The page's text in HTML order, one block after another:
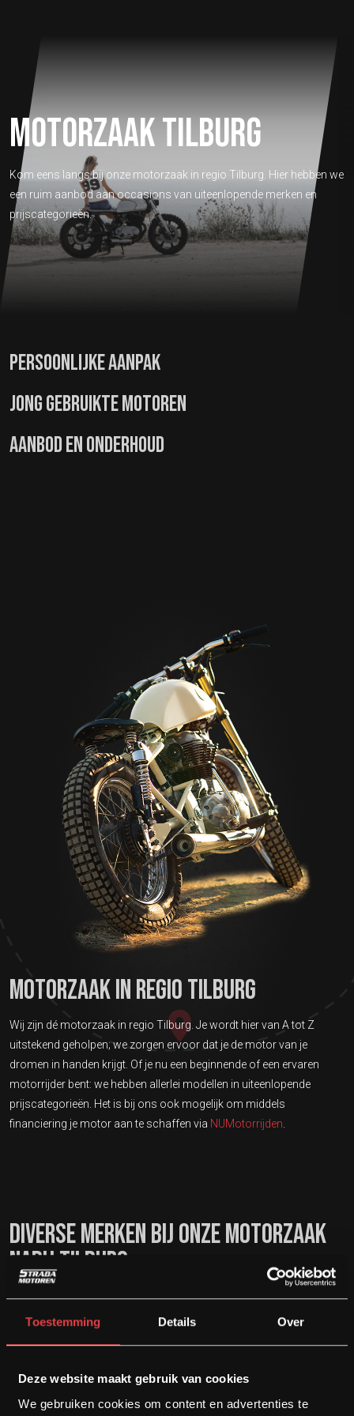
Toestemming Details Over
Deze website maakt gebruik van cookies
We gebruiken cookies om content en advertenties te
MOTORZAAK TILBURG
Kom eens langs bij onze motorzaak in regio Tilburg. Hier hebben we
een ruim aanbod aan occasions van uiteenlopende merken en
prijscategorieën.
PERSOONLIJKE AANPAK
JONG GEBRUIKTE MOTOREN
AANBOD EN ONDERHOUD
MOTORZAAK IN REGIO TILBURG
Wij zijn dé motorzaak in regio Tilburg. Je wordt hier van A tot Z
uitstekend geholpen; we zorgen ervoor dat je de motor van je
dromen in handen krijgt. Of je nu een beginnende of een ervaren
motorrijder bent: we hebben allerlei modellen in uiteenlopende
prijscategorieën. Het is bij ons ook mogelijk om middels
financiering je motor aan te schaffen via NUMotorrijden
DIVERSE MERKEN BIJ ONZE MOTORZAAK
NABIJ TILBURG
Wanneer je een bezoek brengt aan onze motorzaak in Dongen, niet
ver van Tilburg, ontdek je meteen de ruime voorraad die we hebben.
aan motormerken zoals:
Kawasaki